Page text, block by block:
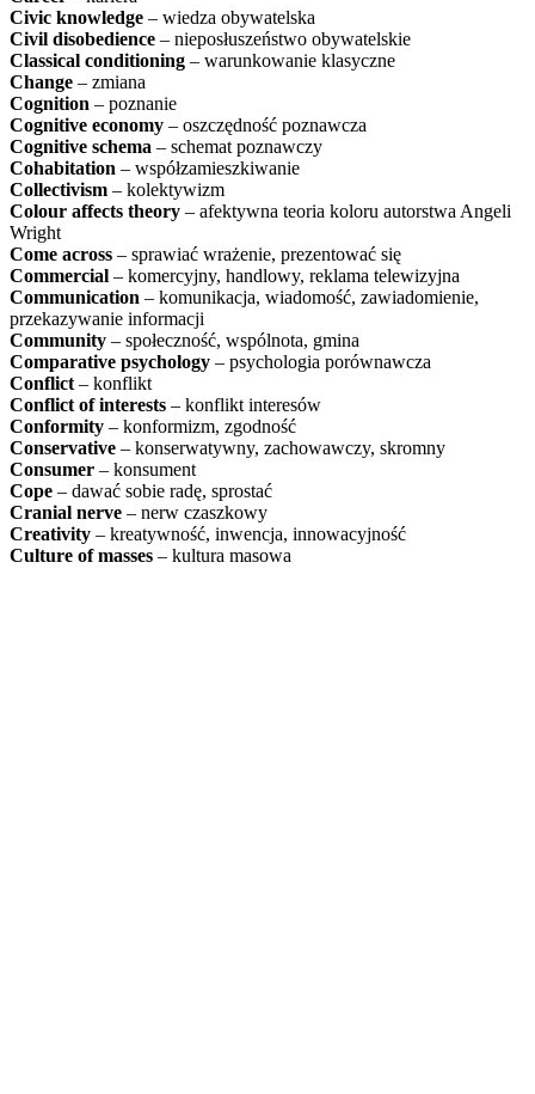
Civic knowledge – wiedza obywatelska
Civil disobedience – nieposłuszeństwo obywatelskie
Classical conditioning – warunkowanie klasyczne
Change – zmiana
Cognition – poznanie
Cognitive economy – oszczędność poznawcza
Cognitive schema – schemat poznawczy
Cohabitation – współzamieszkiwanie
Collectivism – kolektywizm
Colour affects theory – afektywna teoria koloru autorstwa Angeli
Wright
Come across – sprawiać wrażenie, prezentować się
Commercial – komercyjny, handlowy, reklama telewizyjna
Communication – komunikacja, wiadomość, zawiadomienie,
przekazywanie informacji
Community – społeczność, wspólnota, gmina
Comparative psychology – psychologia porównawcza
Conflict – konflikt
Conflict of interests – konflikt interesów
Conformity – konformizm, zgodność
Conservative – konserwatywny, zachowawczy, skromny
Consumer – konsument
Cope – dawać sobie radę, sprostać
Cranial nerve – nerw czaszkowy
Creativity – kreatywność, inwencja, innowacyjność
Culture of masses – kultura masowa